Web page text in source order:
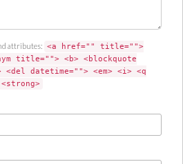
attributes: <a href="" title="">
title=""> <b> <blockquote
datetime=""> <em> <i> <q